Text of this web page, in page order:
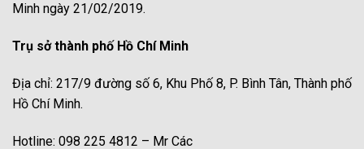
Minh ngày 21/02/2019.
Trụ sở thành phố Hồ Chí Minh
Địa chỉ: 217/9 đường số 6, Khu Phố 8, P. Bình Tân, Thành phố
Hồ Chí Minh.
Hotline: 098 225 4812 – Mr Các